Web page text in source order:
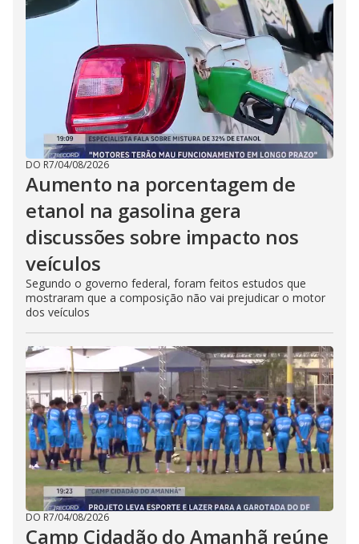
DO R7/04/08/2026
Aumento na porcentagem de
etanol na gasolina gera
discussões sobre impacto nos
veículos
Segundo o governo federal, foram feitos estudos que
mostraram que a composição não vai prejudicar o motor
dos veículos
DO R7/04/08/2026
Camp Cidadão do Amanhã reúne